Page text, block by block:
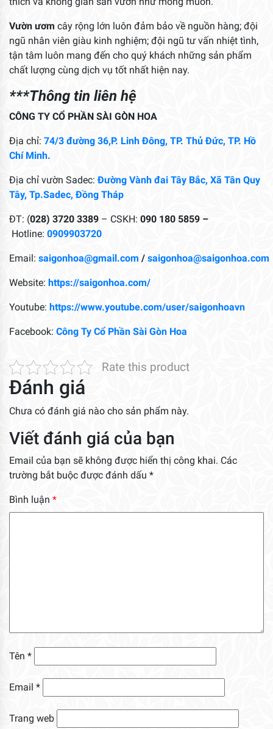
Vườn ươm cây rộng lớn luôn đảm bảo về nguồn hàng; đội
ngũ nhân viên giàu kinh nghiệm; đội ngũ tư vấn nhiệt tình,
tận tâm luôn mang đến cho quý khách những sản phẩm
chất lượng cùng dịch vụ tốt nhất hiện nay.
***Thông tin liên hệ
CÔNG TY CỔ PHẦN SÀI GÒN HOA
Địa chỉ: 74/3 đường 36,P. Linh Đông, TP. Thủ Đức, TP. Hồ
Chí Minh.
Địa chỉ vườn Sadec:Đường Vành đai Tây Bắc, Xã Tân Quy
Tây, Tp.Sadec, Đồng Tháp
ĐT: (028) 3720 3389 – CSKH: 090 180 5859 –
Hotline: 0909903720
Email: saigonhoa@gmail.com / saigonhoa@saigonhoa.com
Website: https://saigonhoa.com/
Youtube: https://www.youtube.com/user/saigonhoavn
Facebook: Công Ty Cổ Phần Sài Gòn Hoa
Rate this product
Đánh giá
Chưa có đánh giá nào cho sản phẩm này.
Viết đánh giá của bạn
Email của bạn sẽ không được hiển thị công khai. Các
trường bắt buộc được đánh dấu *
Bình luận *
Tên *
Email *
Trang web